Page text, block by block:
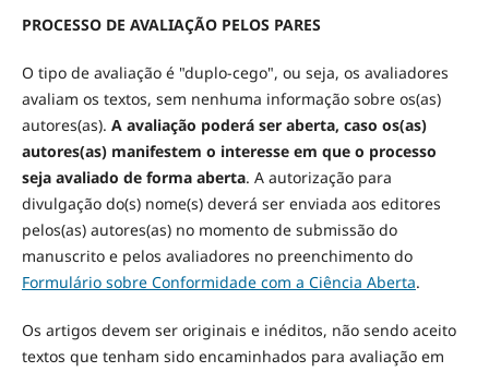
PROCESSO DE AVALIAÇÃO PELOS PARES
O tipo de avaliação é "duplo-cego", ou seja, os avaliadores
avaliam os textos, sem nenhuma informação sobre os(as)
autores(as). A avaliação poderá ser aberta, caso os(as)
autores(as) manifestem o interesse em que o processo
seja avaliado de forma aberta. A autorização para
divulgação do(s) nome(s) deverá ser enviada aos editores
pelos(as) autores(as) no momento de submissão do
manuscrito e pelos avaliadores no preenchimento do
Formulário sobre Conformidade com a Ciência Aberta.
Os artigos devem ser originais e inéditos, não sendo aceito
textos que tenham sido encaminhados para avaliação em